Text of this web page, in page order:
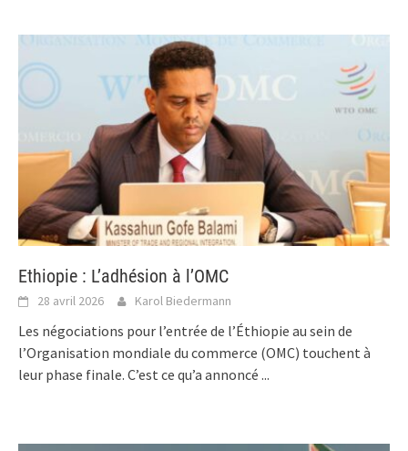
Ethiopie : L’adhésion à l’OMC
28 avril 2026 Karol Biedermann
Les négociations pour l’entrée de l’Éthiopie au sein de
l’Organisation mondiale du commerce (OMC) touchent à
leur phase finale. C’est ce qu’a annoncé ...